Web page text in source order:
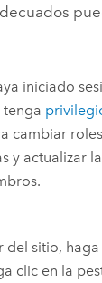
iniciado
tenga
cambiar
y actualizar
del sitio, haga
clic en la